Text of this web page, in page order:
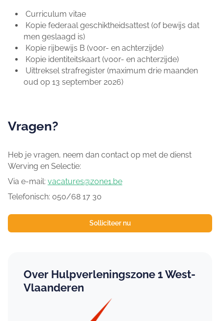
Curriculum vitae
Kopie federaal geschiktheidsattest (of bewijs dat
men geslaagd is)
Kopie rijbewijs B (voor- en achterzijde)
Kopie identiteitskaart (voor- en achterzijde)
Uittreksel strafregister (maximum drie maanden
oud op 13 september 2026)
Vragen?
Heb je vragen, neem dan contact op met de dienst
Werving en Selectie:
Via e-mail: vacatures@zone1.be
Telefonisch: 050/68 17 30
Solliciteer nu
Over Hulpverleningszone 1 West-
Vlaanderen